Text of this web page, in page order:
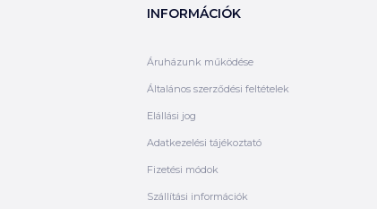
INFORMÁCIÓK
Áruházunk működése
Általános szerződési feltételek
Elállási jog
Adatkezelési tájékoztató
Fizetési módok
Szállítási információk